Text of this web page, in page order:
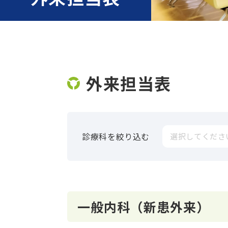
外来担当表
診療科を絞り込む 選択してくださ
一般内科（新患外来）